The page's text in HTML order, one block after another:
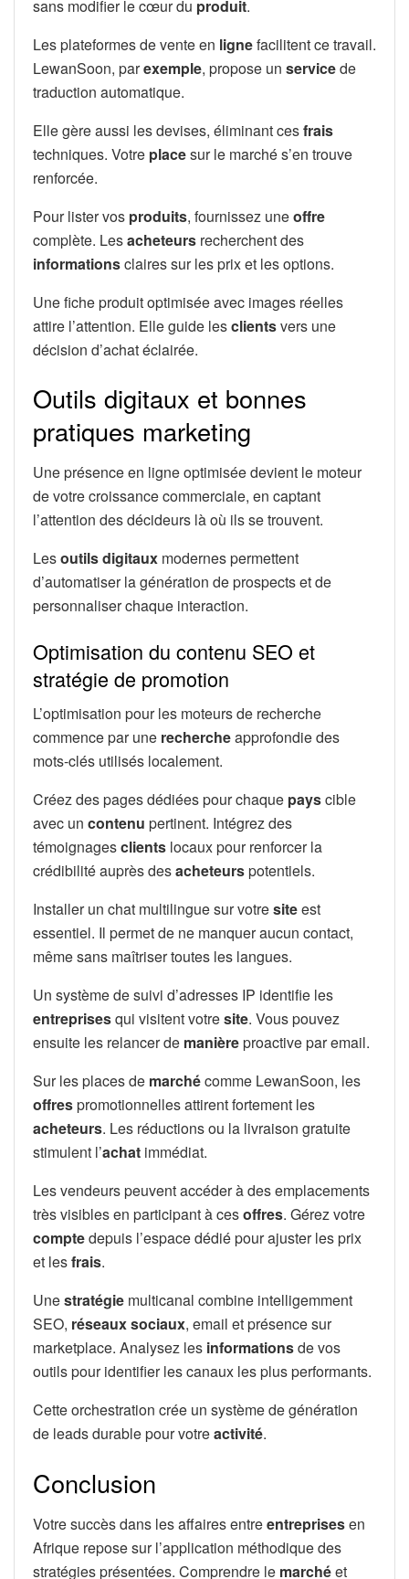
sans modifier le cœur du produit.
Les plateformes de vente en lignefacilitent ce travail.
LewanSoon, parexemple, propose un servicede
traduction automatique.
Elle gère aussi les devises, éliminant cesfrais
techniques. Votre placesur le marché s’en trouve
renforcée.
Pour lister vos produits, fournissez uneoffre
complète. Lesacheteurs recherchent des
informationsclaires sur les prix et les options.
Une fiche produit optimisée avec images réelles
attire l’attention. Elle guide lesclientsvers une
décision d’achat éclairée.
Outils digitaux et bonnes
pratiques marketing
Une présence en ligne optimisée devient le moteur
de votre croissance commerciale, en captant
l’attention des décideurs là où ils se trouvent.
Lesoutils digitaux modernes permettent
d’automatiser la génération de prospects et de
personnaliser chaque interaction.
Optimisation du contenu SEO et
stratégie de promotion
L’optimisation pour les moteurs de recherche
commence par une rechercheapprofondie des
mots-clés utilisés localement.
Créez des pages dédiées pour chaque payscible
avec un contenu pertinent. Intégrez des
témoignagesclients locaux pour renforcer la
crédibilité auprès desacheteurspotentiels.
Installer un chat multilingue sur votresiteest
essentiel. Il permet de ne manquer aucun contact,
même sans maîtriser toutes les langues.
Un système de suivi d’adresses IP identifie les
entreprisesqui visitent votresite. Vous pouvez
ensuite les relancer de manièreproactive par email.
Sur les places de marchécomme LewanSoon, les
offrespromotionnelles attirent fortement les
acheteurs. Les réductions ou la livraison gratuite
stimulent l’achat immédiat.
Les vendeurs peuvent accéder à des emplacements
très visibles en participant à cesoffres. Gérez votre
comptedepuis l’espace dédié pour ajuster les prix
et lesfrais.
Unestratégie multicanal combine intelligemment
SEO, réseaux sociaux, email et présence sur
marketplace. Analysez les informationsde vos
outils pour identifier les canaux les plus performants.
Cette orchestration crée un système de génération
de leads durable pour votreactivité.
Conclusion
Votre succès dans les affaires entreentreprisesen
Afrique repose sur l’application méthodique des
stratégies présentées. Comprendre le marchéet